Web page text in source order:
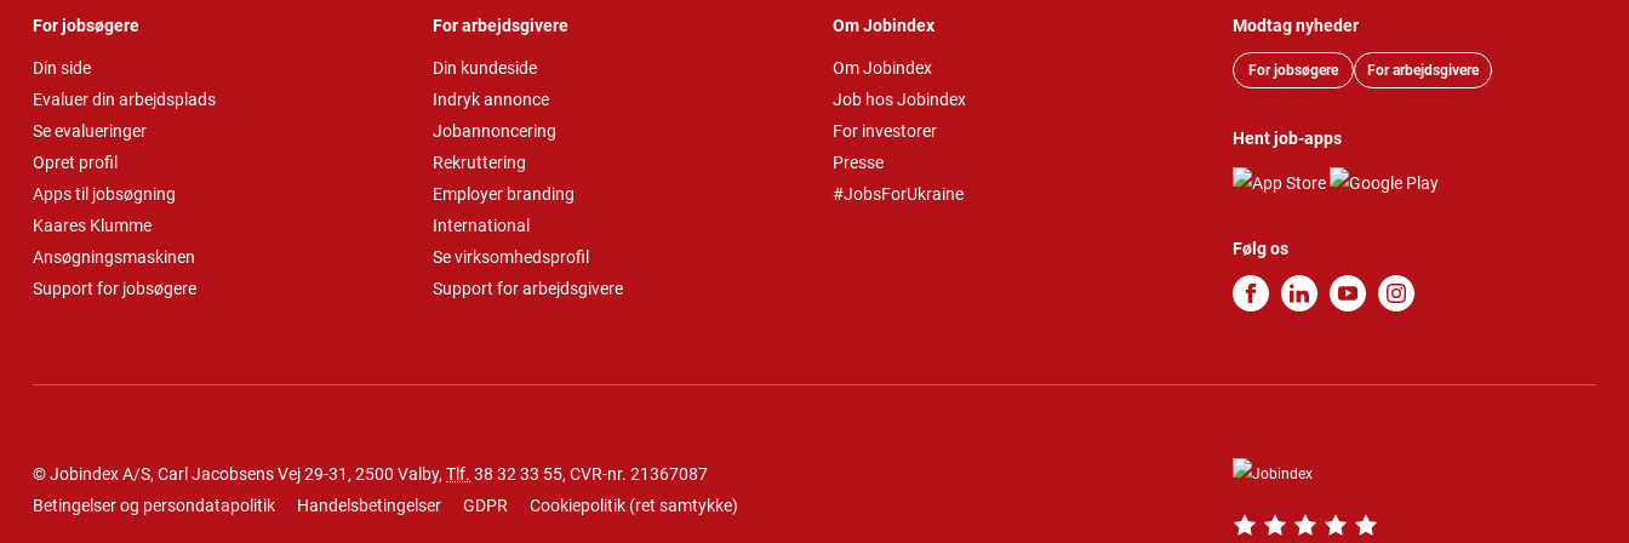
For jobsøgere
Din side
Evaluer din arbejdsplads
Se evalueringer
Opret profil
Apps til jobsøgning
Kaares Klumme
Ansøgningsmaskinen
Support for jobsøgere
For arbejdsgivere
Din kundeside
Indryk annonce
Jobannoncering
Rekruttering
Employer branding
International
Se virksomhedsprofil
Support for arbejdsgivere
Om Jobindex
Om Jobindex
Job hos Jobindex
For investorer
Presse
#JobsForUkraine
Modtag nyheder
For jobsøgere For arbejdsgivere
Hent job-apps
Følg os
© Jobindex A/S, Carl Jacobsens Vej 29-31, 2500 Valby, Tlf. 38 32 33 55, CVR-nr. 21367087
Betingelser og persondatapolitik
Handelsbetingelser GDPR Cookiepolitik (ret samtykke)